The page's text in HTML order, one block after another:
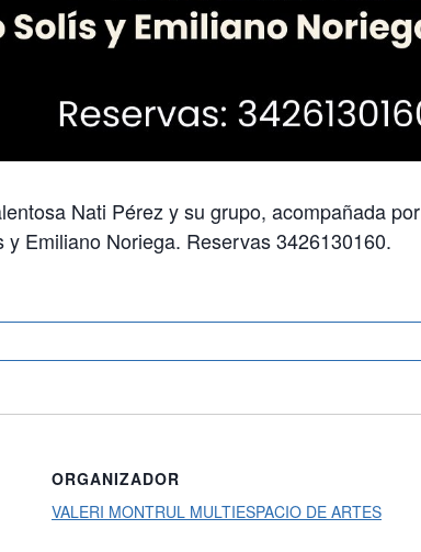
Nati Pérez y su grupo, acompañada por
Emiliano Noriega. Reservas 3426130160.
ORGANIZADOR
VALERI MONTRUL MULTIESPACIO DE ARTES